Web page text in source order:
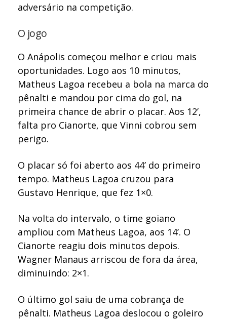
adversário na competição.
O jogo
O Anápolis começou melhor e criou mais
oportunidades. Logo aos 10 minutos,
Matheus Lagoa recebeu a bola na marca do
pênalti e mandou por cima do gol, na
primeira chance de abrir o placar. Aos 12’,
falta pro Cianorte, que Vinni cobrou sem
perigo.
O placar só foi aberto aos 44’ do primeiro
tempo. Matheus Lagoa cruzou para
Gustavo Henrique, que fez 1×0.
Na volta do intervalo, o time goiano
ampliou com Matheus Lagoa, aos 14’. O
Cianorte reagiu dois minutos depois.
Wagner Manaus arriscou de fora da área,
diminuindo: 2×1.
O último gol saiu de uma cobrança de
pênalti. Matheus Lagoa deslocou o goleiro